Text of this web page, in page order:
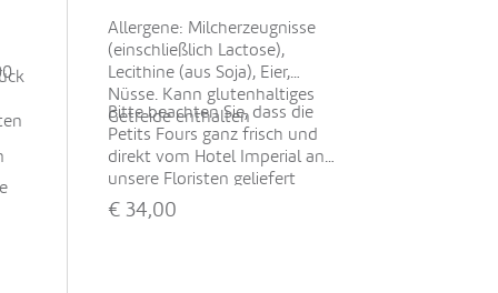
Allergene: Milcherzeugnisse
(einschließlich Lactose),
Lecithine (aus Soja), Eier,
Nüsse. Kann glutenhaltiges
Getreide enthalten
Bitte beachten Sie, dass die
Petits Fours ganz frisch und
direkt vom Hotel Imperial an
unsere Floristen geliefert
werden. Daher ist dieses
Produkt frühestens in 48 Std.
€ 34,00